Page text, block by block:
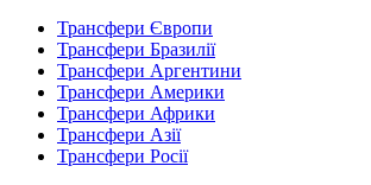
Трансфери Європи
Трансфери Бразилії
Трансфери Аргентини
Трансфери Америки
Трансфери Африки
Трансфери Азії
Трансфери Росії